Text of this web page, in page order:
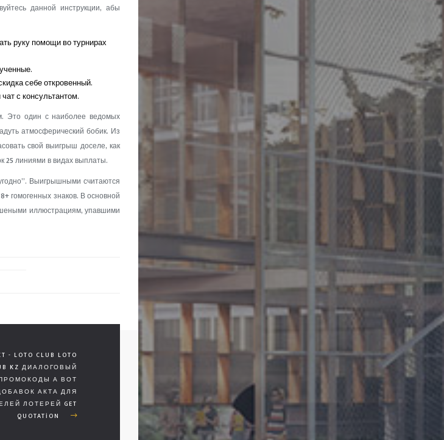
данной инструкции, абы
руку помощи во турнирах
себе откровенный.
с консультантом.
Это один с наиболее ведомых
атмосферический бобик. Из
свой выигрыш доселе, как
25 линиями в видах выплаты.
Выигрышными считаются
гомогенных знаков. В основной
иллюстрациям, упавшими
- LOTO CLUB LOTO
KZ ДИАЛОГОВЫЙ
А ВОТ
АКТА ДЛЯ
ЛОТЕРЕЙ GET
QUOTATION